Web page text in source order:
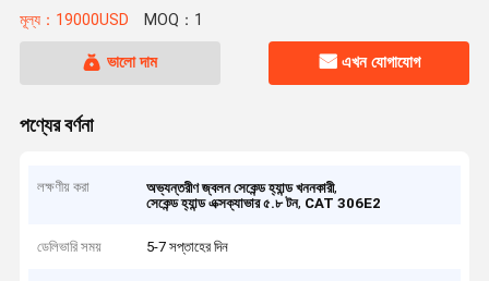
মূল্য：19000USD MOQ：1
ভালো দাম এখন যোগাযোগ
পণ্যের বর্ণনা
লক্ষণীয় করা অভ্যন্তরীণ জ্বলন সেকেন্ড হ্যান্ড খননকারী,
সেকেন্ড হ্যান্ড এক্সক্যাভার ৫.৮ টন, CAT 306E2
ডেলিভারি সময় 5-7 সপ্তাহের দিন